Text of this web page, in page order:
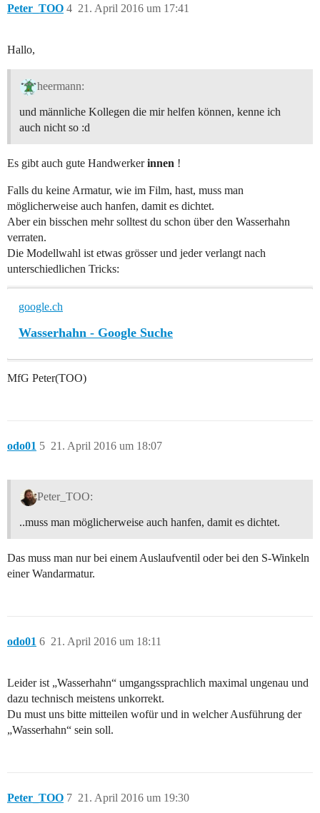
Peter_TOO 21. April 2016 um 17:41
4
Hallo,
heermann:
und männliche Kollegen die mir helfen können, kenne ich
auch nicht so :d
Es gibt auch gute Handwerkerinnen !
Falls du keine Armatur, wie im Film, hast, muss man
möglicherweise auch hanfen, damit es dichtet.
Aber ein bisschen mehr solltest du schon über den Wasserhahn
verraten.
Die Modellwahl ist etwas grösser und jeder verlangt nach
unterschiedlichen Tricks:
google.ch
Wasserhahn - Google Suche
MfG Peter(TOO)
odo01 21. April 2016 um 18:07
5
Peter_TOO:
..muss man möglicherweise auch hanfen, damit es dichtet.
Das muss man nur bei einem Auslaufventil oder bei den S-Winkeln
einer Wandarmatur.
odo01 21. April 2016 um 18:11
6
Leider ist „Wasserhahn“ umgangssprachlich maximal ungenau und
dazu technisch meistens unkorrekt.
Du must uns bitte mitteilen wofür und in welcher Ausführung der
„Wasserhahn“ sein soll.
Peter_TOO 21. April 2016 um 19:30
7